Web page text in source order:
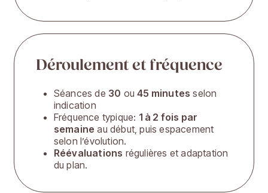
Déroulement et fréquence
Séances de 30 ou45 minutes selon
indication
Fréquence typique: 1 à 2 fois par
semaine au début, puis espacement
selon l’évolution.
Réévaluations régulières et adaptation
du plan.